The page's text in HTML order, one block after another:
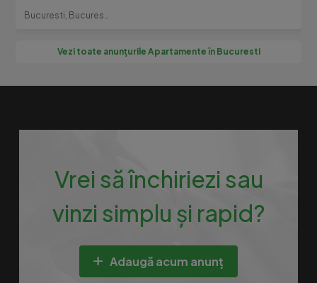
Vezi toate anunțurile Apartamente în Bucuresti
Vrei să închiriezi sau
vinzi simplu și rapid?
Adaugă acum anunț